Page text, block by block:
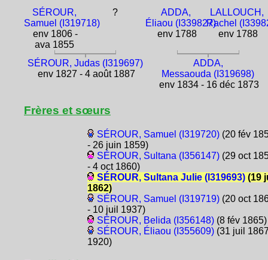
SÉROUR,
Samuel (I319718)
env 1806 -
ava 1855
?
ADDA,
Éliaou (I339827)
env 1788
LALLOUCH,
Rachel
env 1788
SÉROUR, Judas (I319697)
env 1827 - 4 août 1887
ADDA,
Messaouda (I319698)
env 1834 - 16 déc 1873
Frères et sœurs
SÉROUR, Samuel (I319720)(20 fév
- 26 juin 1859)
SÉROUR, Sultana (I356147)(29 oct
- 4 oct 1860)
SÉROUR, Sultana Julie (I319693)(19
1862)
SÉROUR, Samuel (I319719)(20 oct
- 10 juil 1937)
SÉROUR, Belida (I356148)(8 fév 1865)
SÉROUR, Éliaou (I355609)(31 juil
1920)